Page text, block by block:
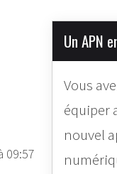
09:57
Un APN
Vous
équiper
nouvel